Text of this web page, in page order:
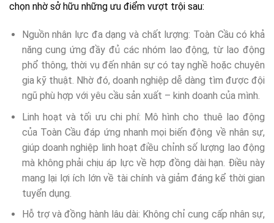
chọn nhờ sở hữu những ưu điểm vượt trội sau:
Nguồn nhân lực đa dạng và chất lượng: Toàn Cầu có khả
năng cung ứng đầy đủ các nhóm lao động, từ lao động
phổ thông, thời vụ đến nhân sự có tay nghề hoặc chuyên
gia kỹ thuật. Nhờ đó, doanh nghiệp dễ dàng tìm được đội
ngũ phù hợp với yêu cầu sản xuất – kinh doanh của mình.
Linh hoạt và tối ưu chi phí: Mô hình cho thuê lao động
của Toàn Cầu đáp ứng nhanh mọi biến động về nhân sự,
giúp doanh nghiệp linh hoạt điều chỉnh số lượng lao động
mà không phải chịu áp lực về hợp đồng dài hạn. Điều này
mang lại lợi ích lớn về tài chính và giảm đáng kể thời gian
tuyển dụng.
Hỗ trợ và đồng hành lâu dài: Không chỉ cung cấp nhân sự,